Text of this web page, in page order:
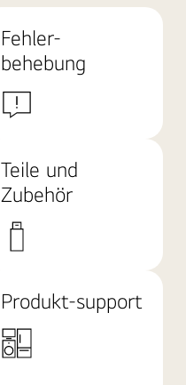
Fehler-
behebung
Teile und
Zubehör
Produkt-support